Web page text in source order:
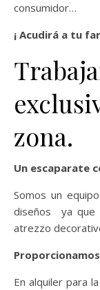
consumidor…
¡ Acudirá a tu
zona.
Un escaparate
Somos un
diseños ya que
atrezzo
En alquiler para